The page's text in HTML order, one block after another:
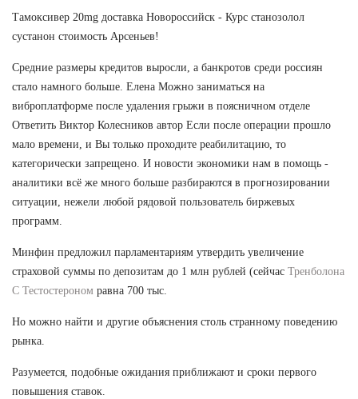
Тамоксивер 20mg доставка Новороссийск - Курс станозолол
сустанон стоимость Арсеньев!
Средние размеры кредитов выросли, а банкротов среди россиян
стало намного больше. Елена Можно заниматься на
виброплатформе после удаления грыжи в поясничном отделе
Ответить Виктор Колесников автор Если после операции прошло
мало времени, и Вы только проходите реабилитацию, то
категорически запрещено. И новости экономики нам в помощь -
аналитики всё же много больше разбираются в прогнозировании
ситуации, нежели любой рядовой пользователь биржевых
программ.
Минфин предложил парламентариям утвердить увеличение
страховой суммы по депозитам до 1 млн рублей (сейчас Тренболона
С Тестостероном равна 700 тыс.
Но можно найти и другие объяснения столь странному поведению
рынка.
Разумеется, подобные ожидания приближают и сроки первого
повышения ставок.